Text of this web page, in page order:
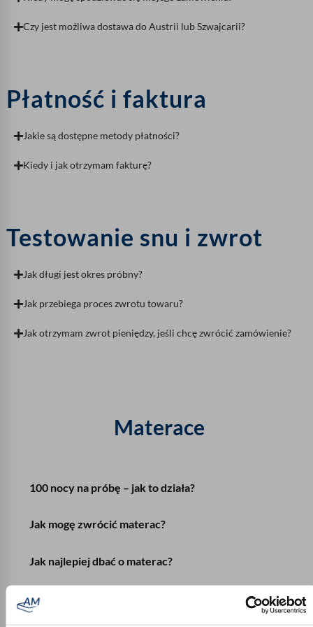
Czy jest możliwa dostawa do Austrii lub Szwajcarii?
Płatność i faktura
Jakie są dostępne metody płatności?
Kiedy i jak otrzymam fakturę?
Testowanie snu i zwrot
Jak długi jest okres próbny?
Jak przebiega proces zwrotu towaru?
Jak otrzymam zwrot pieniędzy, jeśli chcę zwrócić zamówienie?
Materace
100 nocy na próbę – jak to działa?
Jak mogę zwrócić materac?
Jak najlepiej dbać o materac?
Na co należy zwrócić uwagę podczas aklimatyzacji
materaca?